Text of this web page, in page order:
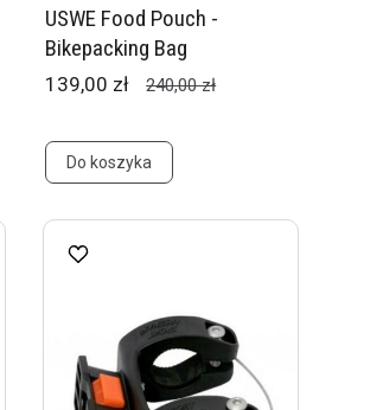
USWE Food Pouch -
Bikepacking Bag
139,00 zł 240,00 zł
Do koszyka